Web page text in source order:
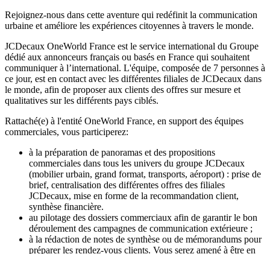
Rejoignez-nous dans cette aventure qui redéfinit la communication
urbaine et améliore les expériences citoyennes à travers le monde.
JCDecaux OneWorld France est le service international du Groupe
dédié aux annonceurs français ou basés en France qui souhaitent
communiquer à l’international. L'équipe, composée de 7 personnes à
ce jour, est en contact avec les différentes filiales de JCDecaux dans
le monde, afin de proposer aux clients des offres sur mesure et
qualitatives sur les différents pays ciblés.
Rattaché(e) à l'entité OneWorld France, en support des équipes
commerciales, vous participerez:
à la préparation de panoramas et des propositions
commerciales dans tous les univers du groupe JCDecaux
(mobilier urbain, grand format, transports, aéroport) : prise de
brief, centralisation des différentes offres des filiales
JCDecaux, mise en forme de la recommandation client,
synthèse financière.
au pilotage des dossiers commerciaux afin de garantir le bon
déroulement des campagnes de communication extérieure ;
à la rédaction de notes de synthèse ou de mémorandums pour
préparer les rendez-vous clients. Vous serez amené à être en